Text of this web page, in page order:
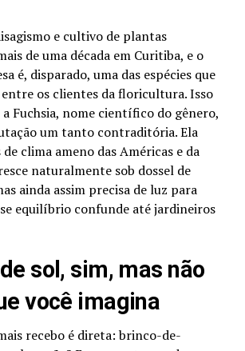
e cultivo de plantas
de uma década em Curitiba, e o
é, disparado, uma das espécies que
entre os clientes da floricultura. Isso
Fuchsia, nome científico do gênero,
um tanto contraditória. Ela
clima ameno das Américas e da
naturalmente sob dossel de
ainda assim precisa de luz para
equilíbrio confunde até jardineiros
sol, sim, mas não
você imagina
recebo é direta: brinco-de-